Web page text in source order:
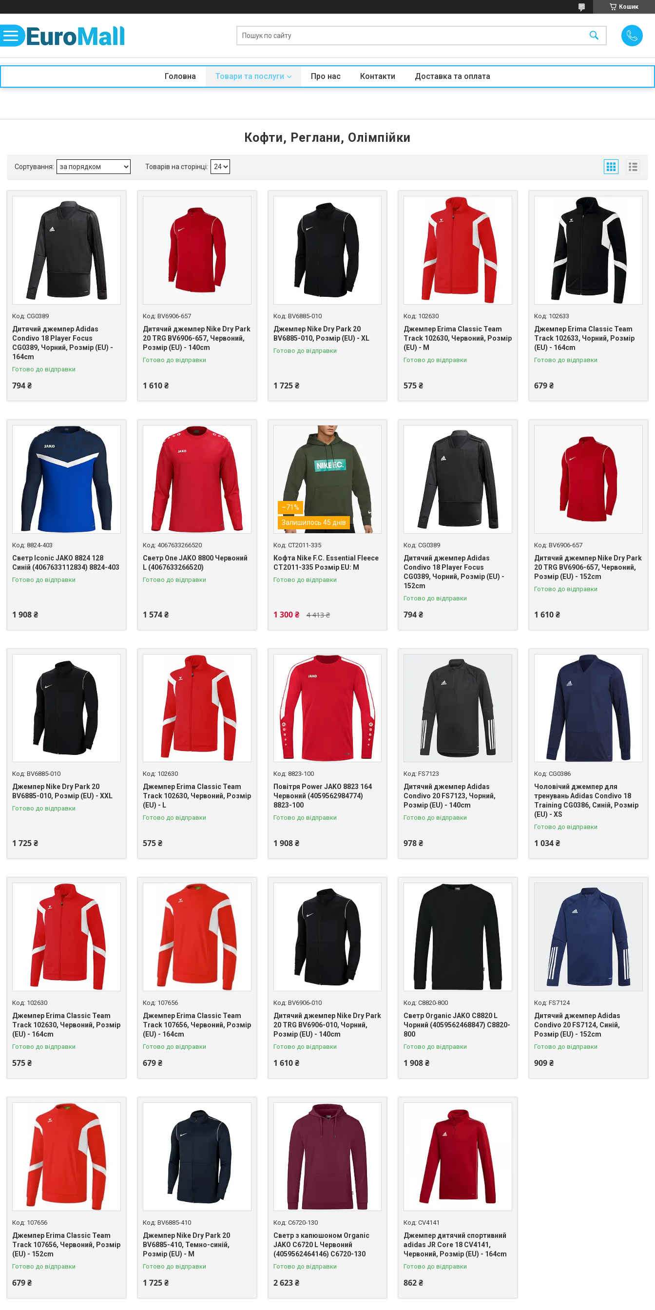
Кошик
Головна Товари та послуги Про нас Контакти Доставка та оплата
Кофти, Реглани, Олімпійки
CG0389
Дитячий джемпер Adidas
Condivo 18 Player Focus
CG0389, Чорний, Розмір (EU) -
164cm
Готово до відправки
794 ₴
BV6906-657
Дитячий джемпер Nike Dry Park
20 TRG BV6906-657, Червоний,
Розмір (EU) - 140cm
Готово до відправки
1 610 ₴
BV6885-010
Джемпер Nike Dry Park 20
BV6885-010, Розмір (EU) - XL
Готово до відправки
1 725 ₴
102630
Джемпер Erima Classic Team
Track 102630, Червоний, Розмір
(EU) - M
Готово до відправки
575 ₴
102633
Джемпер Erima Classic Team
Track 102633, Чорний, Розмір
(EU) - 164cm
Готово до відправки
679 ₴
8824-403
Светр Iconic JAKO 8824 128
Синій (4067633112834) 8824-403
Готово до відправки
1 908 ₴
4067633266520
Светр One JAKO 8800 Червоний
L (4067633266520)
Готово до відправки
1 574 ₴
–71%
Залишилось 45 днів
CT2011-335
Кофта Nike F.C. Essential Fleece
CT2011-335 Розмір EU: М
Готово до відправки
4 413 ₴
1 300 ₴
CG0389
Дитячий джемпер Adidas
Condivo 18 Player Focus
CG0389, Чорний, Розмір (EU) -
152cm
Готово до відправки
794 ₴
BV6906-657
Дитячий джемпер Nike Dry Park
20 TRG BV6906-657, Червоний,
Розмір (EU) - 152cm
Готово до відправки
1 610 ₴
BV6885-010
Джемпер Nike Dry Park 20
BV6885-010, Розмір (EU) - XXL
Готово до відправки
1 725 ₴
102630
Джемпер Erima Classic Team
Track 102630, Червоний, Розмір
(EU) - L
Готово до відправки
575 ₴
8823-100
Повітря Power JAKO 8823 164
Червоний (4059562984774)
8823-100
Готово до відправки
1 908 ₴
FS7123
Дитячий джемпер Adidas
Condivo 20 FS7123, Чорний,
Розмір (EU) - 140cm
Готово до відправки
978 ₴
CG0386
Чоловічий джемпер для
тренувань Adidas Condivo 18
Training CG0386, Синій, Розмір
(EU) - XS
Готово до відправки
1 034 ₴
102630
Джемпер Erima Classic Team
Track 102630, Червоний, Розмір
(EU) - 164cm
Готово до відправки
575 ₴
107656
Джемпер Erima Classic Team
Track 107656, Червоний, Розмір
(EU) - 164cm
Готово до відправки
679 ₴
BV6906-010
Дитячий джемпер Nike Dry Park
20 TRG BV6906-010, Чорний,
Розмір (EU) - 140cm
Готово до відправки
1 610 ₴
C8820-800
Светр Organic JAKO C8820 L
Чорний (4059562468847) C8820-
800
Готово до відправки
1 908 ₴
FS7124
Дитячий джемпер Adidas
Condivo 20 FS7124, Синій,
Розмір (EU) - 152cm
Готово до відправки
909 ₴
107656
Джемпер Erima Classic Team
Track 107656, Червоний, Розмір
(EU) - 152cm
Готово до відправки
679 ₴
BV6885-410
Джемпер Nike Dry Park 20
BV6885-410, Темно-синій,
Розмір (EU) - M
Готово до відправки
1 725 ₴
C6720-130
Светр з капюшоном Organic
JAKO C6720 L Червоний
(4059562464146) C6720-130
Готово до відправки
2 623 ₴
CV4141
Джемпер дитячий спортивний
adidas JR Core 18 CV4141,
Червоний, Розмір (EU) - 164cm
Готово до відправки
862 ₴